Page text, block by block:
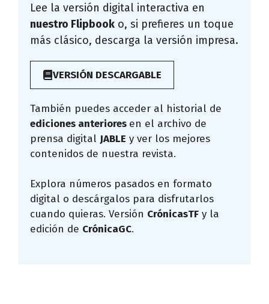
Lee la versión digital interactiva en
nuestro Flipbook o, si prefieres un toque
más clásico, descarga la versión impresa.
VERSIÓN DESCARGABLE
También puedes acceder al historial de
ediciones anteriores en el archivo de
prensa digital JABLE y ver los mejores
contenidos de nuestra revista.
Explora números pasados en formato
digital o descárgalos para disfrutarlos
cuando quieras. Versión CrónicasTF y la
edición de CrónicaGC.